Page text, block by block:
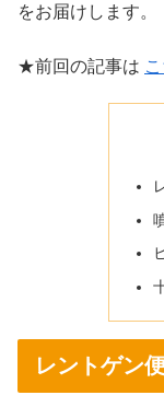
をお届けします。
★前回の記事は
レントゲン